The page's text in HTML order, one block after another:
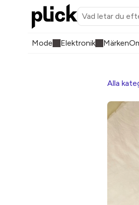
Mode Elektronik Märken
Alla